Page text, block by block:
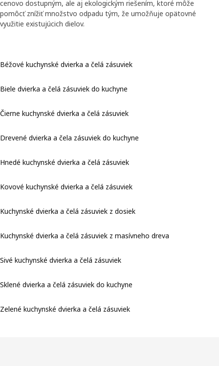
cenovo dostupným, ale aj ekologickým riešením, ktoré môže
pomôcť znížiť množstvo odpadu tým, že umožňuje opätovné
využitie existujúcich dielov.
Béžové kuchynské dvierka a čelá zásuviek
Biele dvierka a čelá zásuviek do kuchyne
Čierne kuchynské dvierka a čelá zásuviek
Drevené dvierka a čela zásuviek do kuchyne
Hnedé kuchynské dvierka a čelá zásuviek
Kovové kuchynské dvierka a čelá zásuviek
Kuchynské dvierka a čelá zásuviek z dosiek
Kuchynské dvierka a čelá zásuviek z masívneho dreva
Sivé kuchynské dvierka a čelá zásuviek
Sklené dvierka a čelá zásuviek do kuchyne
Zelené kuchynské dvierka a čelá zásuviek